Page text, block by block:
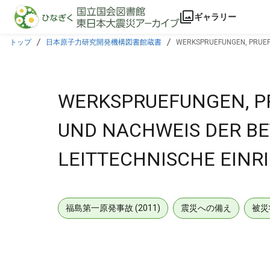
本文に飛ぶ
ギャラリー
トップ 日本原子力研究開発機構図書館蔵書 WERKSPRUEFUNGEN,
WERKSPRUEFUNGEN,
UND NACHWEIS DER
LEITTECHNISCHE
福島第一原発事故 (2011) 震災への備え 被災